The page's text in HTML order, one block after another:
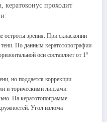
кератоконус проходит
остроты зрения. При скиаскопии
тени. По данным кератотопографии
оси составляет от 1°
но поддается коррекции
и торическими линзами.
На кератотопограмме
Угол излома